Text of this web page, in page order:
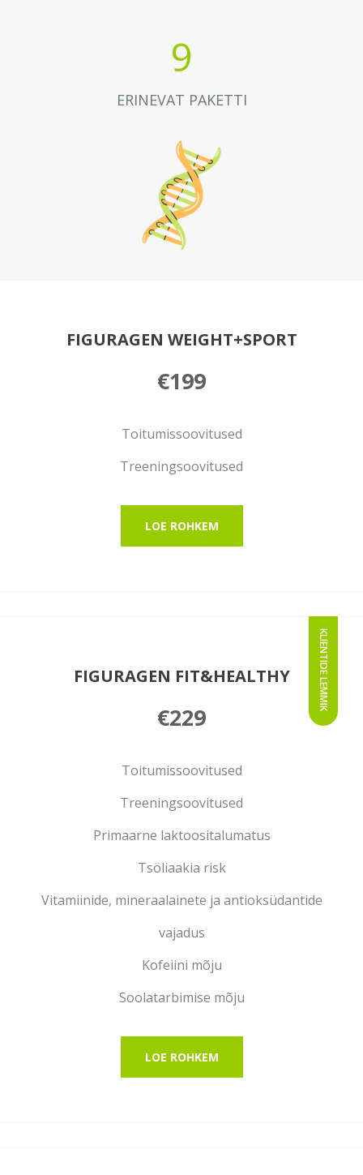
9
ERINEVAT PAKETTI
FIGURAGEN WEIGHT+SPORT
€199
Toitumissoovitused
Treeningsoovitused
LOE ROHKEM
KLIENTIDE LEMMIK
FIGURAGEN FIT&HEALTHY
€229
Toitumissoovitused
Treeningsoovitused
Primaarne laktoositalumatus
Tsöliaakia risk
Vitamiinide, mineraalainete ja antioksüdantide
vajadus
Kofeiini mõju
Soolatarbimise mõju
LOE ROHKEM